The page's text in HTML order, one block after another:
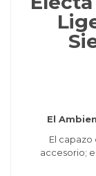
El
El capazo
accesorio;